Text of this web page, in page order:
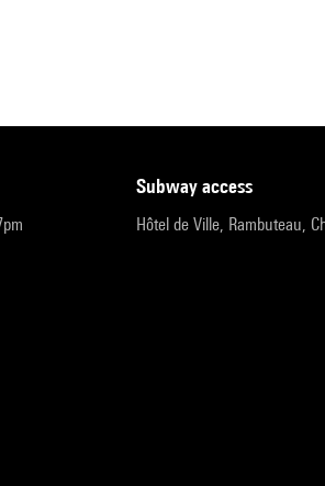
subway access
Hôtel de Ville, Rambuteau,